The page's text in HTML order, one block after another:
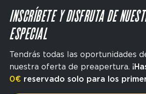
INSCRÍBETE Y DISFRUTA DE
ESPECIAL
Tendrás todas las oportunidades
nuestra oferta de preapertura.
0€ reservado solo para los